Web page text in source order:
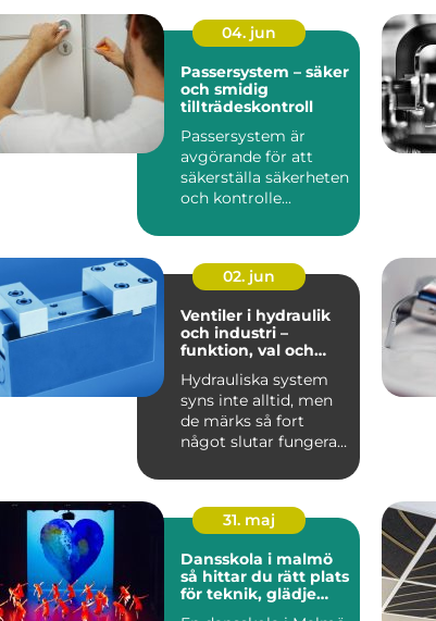
04. jun
Passersystem – säker
och smidig
tillträdeskontroll
Passersystem är
avgörande för att
säkerställa säkerheten
och kontrolle...
02. jun
Ventiler i hydraulik
och industri –
funktion, val och
Hydrauliska system
syns inte alltid, men
de märks så fort
något slutar fungera.
31. maj
Dansskola i malmö
så hittar du rätt plats
för teknik, glädje